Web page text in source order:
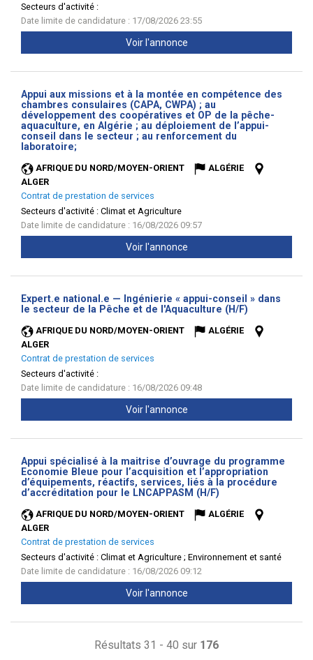
Secteurs d'activité :
Date limite de candidature : 17/08/2026 23:55
Voir l'annonce
Appui aux missions et à la montée en compétence des
chambres consulaires (CAPA, CWPA) ; au
développement des coopératives et OP de la pêche-
aquaculture, en Algérie ; au déploiement de l’appui-
conseil dans le secteur ; au renforcement du
laboratoire;
AFRIQUE DU NORD/MOYEN-ORIENT
ALGÉRIE
ALGER
Contrat de prestation de services
Secteurs d'activité : Climat et Agriculture
Date limite de candidature : 16/08/2026 09:57
Voir l'annonce
Expert.e national.e — Ingénierie « appui-conseil » dans
le secteur de la Pêche et de l'Aquaculture (H/F)
AFRIQUE DU NORD/MOYEN-ORIENT
ALGÉRIE
ALGER
Contrat de prestation de services
Secteurs d'activité :
Date limite de candidature : 16/08/2026 09:48
Voir l'annonce
Appui spécialisé à la maitrise d’ouvrage du programme
Economie Bleue pour l’acquisition et l’appropriation
d’équipements, réactifs, services, liés à la procédure
d’accréditation pour le LNCAPPASM (H/F)
AFRIQUE DU NORD/MOYEN-ORIENT
ALGÉRIE
ALGER
Contrat de prestation de services
Secteurs d'activité : Climat et Agriculture ; Environnement et santé
Date limite de candidature : 16/08/2026 09:12
Voir l'annonce
Résultats 31 - 40 sur 176